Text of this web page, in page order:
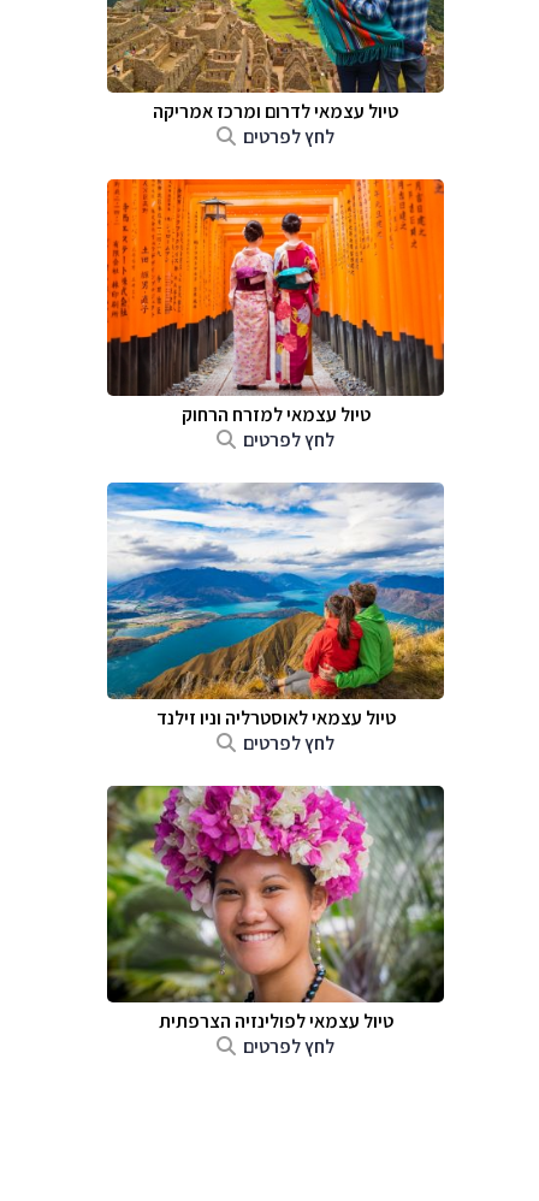
טיול עצמאי לדרום ומרכז אמריקה
לחץ לפרטים
טיול עצמאי למזרח הרחוק
לחץ לפרטים
טיול עצמאי לאוסטרליה וניו זילנד
לחץ לפרטים
טיול עצמאי לפולינזיה הצרפתית
לחץ לפרטים